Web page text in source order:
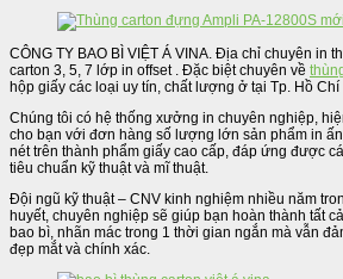
CÔNG TY BAO BÌ VIỆT Á VINA. Địa chỉ chuyên in
carton 3, 5, 7 lớp in offset . Đặc biệt chuyên về
hộp giấy các loại uy tín, chất lượng ở tại Tp. Hồ Chí
Chúng tôi có hệ thống xưởng in chuyên nghiệp,
cho bạn với đơn hàng số lượng lớn sản phẩm in
nét trên thành phẩm giấy cao cấp, đáp ứng được
tiêu chuẩn kỹ thuật và mĩ thuật.
Đội ngũ kỹ thuật – CNV kinh nghiệm nhiều năm
huyết, chuyên nghiệp sẽ giúp bạn hoàn thành tất
bao bì, nhãn mác trong 1 thời gian ngắn mà vẫn
đẹp mắt và chính xác.